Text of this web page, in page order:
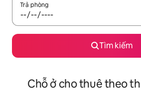
Trả phòng
Tìm kiếm
Chỗ ở cho thuê theo